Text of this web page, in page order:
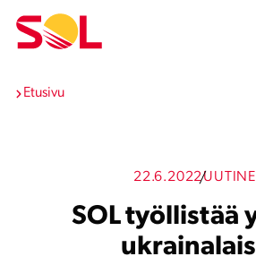
sisältöön
Etusivu
22.6.2022
SOL työllistää